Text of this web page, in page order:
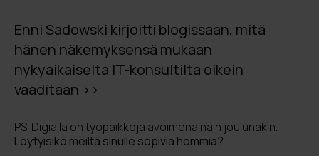
Enni Sadowski kirjoitti blogissaan, mitä
hänen näkemyksensä mukaan
nykyaikaiselta IT-konsultilta oikein
vaaditaan >>
PS. Digialla on työpaikkoja avoimena näin joulunakin.
Löytyisikö meiltä sinulle sopivia hommia?